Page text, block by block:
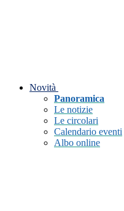
Novità
Panoramica
Le notizie
Le circolari
Calendario eventi
Albo online